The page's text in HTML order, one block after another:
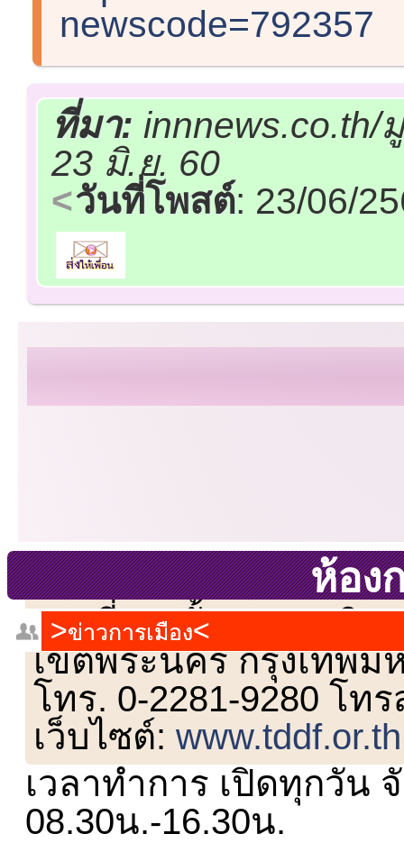
newscode=792357
ที่มา:
23 มิ.ย. 60
วันที่โพสต์: 23/06/
ห้อง
ข่าวการเมือง
เลขที่ 23 ชั้น 2 ถนนวิ
เขตพระนคร กรุงเทพม
โทร. 0-2281-9280 โท
เว็บไซต์:www.tddf.or.th
เวลาทำการ เปิดทุกวัน
08.30น.-16.30น.